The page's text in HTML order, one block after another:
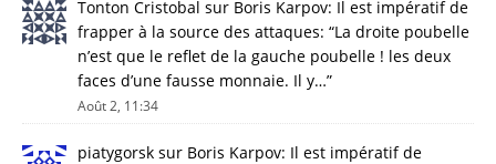
Tonton Cristobal sur Boris Karpov: Il est impératif de
frapper à la source des attaques: “La droite poubelle
n’est que le reflet de la gauche poubelle ! les deux
faces d’une fausse monnaie. Il y…”
Août 2, 11:34
piatygorsk sur Boris Karpov: Il est impératif de